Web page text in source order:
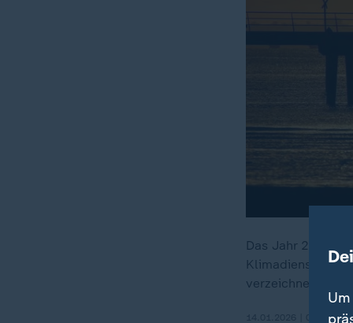
Das Jahr 2025
Klimadienst
verzeichnet.
14.01.2026 | 0:27 min